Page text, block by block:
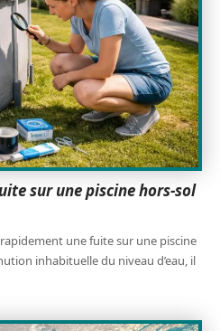
sur une piscine hors-sol
une fuite sur une piscine
inhabituelle du niveau d’eau, il